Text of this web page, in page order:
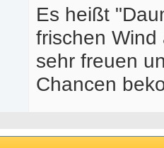
Es heißt
frischen Wind
sehr freuen
Chancen